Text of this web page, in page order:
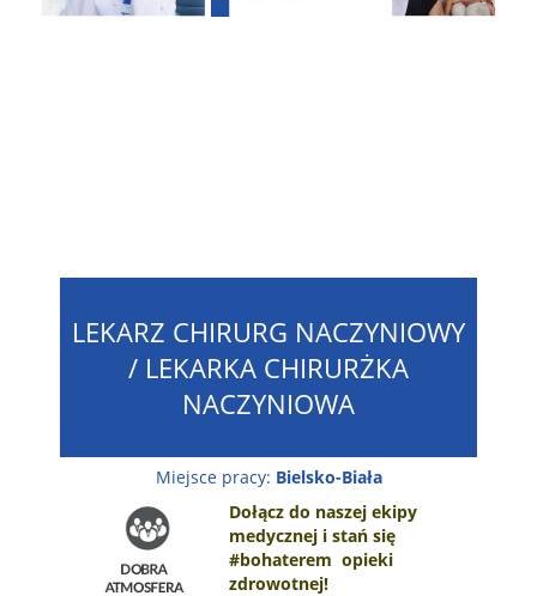
LEKARZ CHIRURG NACZYNIOWY
/ LEKARKA CHIRURŻKA
NACZYNIOWA
Miejsce pracy: Bielsko-Biała
Dołącz do naszej ekipy
medycznej i stań się
#bohaterem opieki
zdrowotnej!